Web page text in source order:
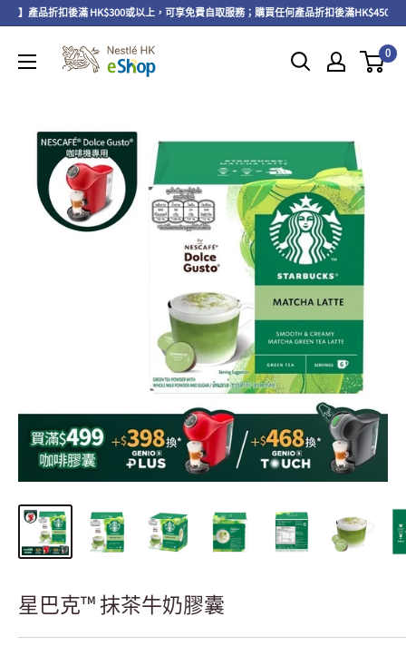
】產品折扣後滿 HK$300或以上，可享免費自取服務；購買任何產品折扣後滿HK$450或
0
星巴克™ 抹茶牛奶膠囊